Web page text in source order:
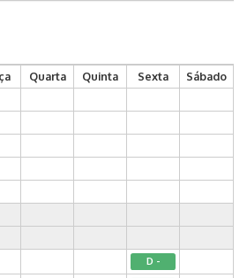
Quarta Quinta Sexta
Sábado
D -